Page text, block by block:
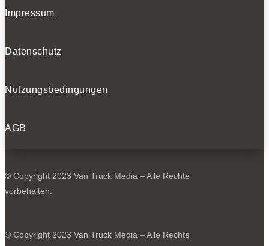
Impressum
Datenschutz
Nutzungsbedingungen
AGB
© Copyright 2023 Van Truck Media – Alle Rechte
vorbehalten.
© Copyright 2023 Van Truck Media – Alle Rechte